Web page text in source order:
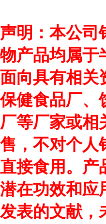
声明：本公司
物产品均属于
面向具有相关
保健食品厂、
厂等厂家或相
售，不对个人
直接食用。产
潜在功效和应
发表的文献，